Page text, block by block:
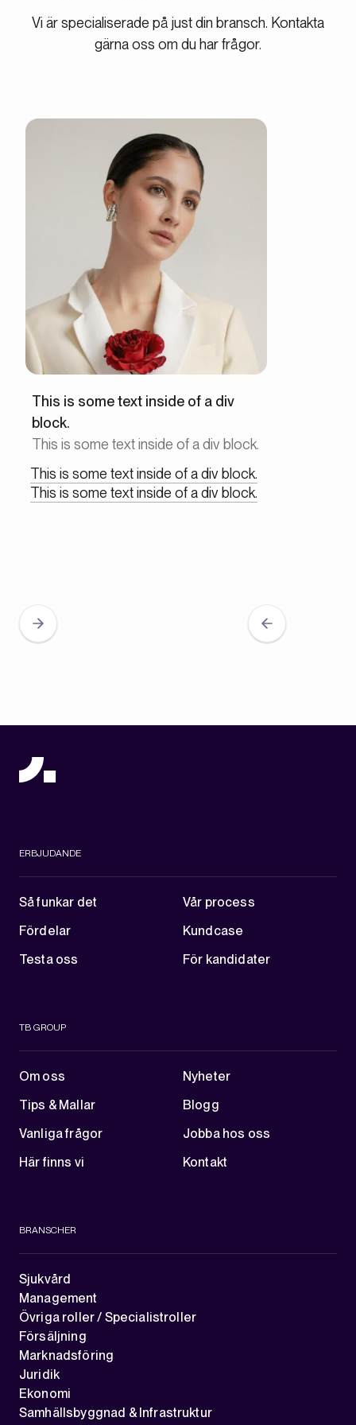
Vi är specialiserade på just din bransch. Kontakta
gärna oss om du har frågor.
This is some text inside of a div
block.
This is some text inside of a div block.
This is some text inside of a div block.
This is some text inside of a div block.
ERBJUDANDE
Så funkar det
Vår process
Fördelar
Kundcase
Testa oss
För kandidater
TB GROUP
Om oss
Nyheter
Tips & Mallar
Blogg
Vanliga frågor
Jobba hos oss
Här finns vi
Kontakt
BRANSCHER
Sjukvård
Management
Övriga roller / Specialistroller
Försäljning
Marknadsföring
Juridik
Ekonomi
Samhällsbyggnad & Infrastruktur